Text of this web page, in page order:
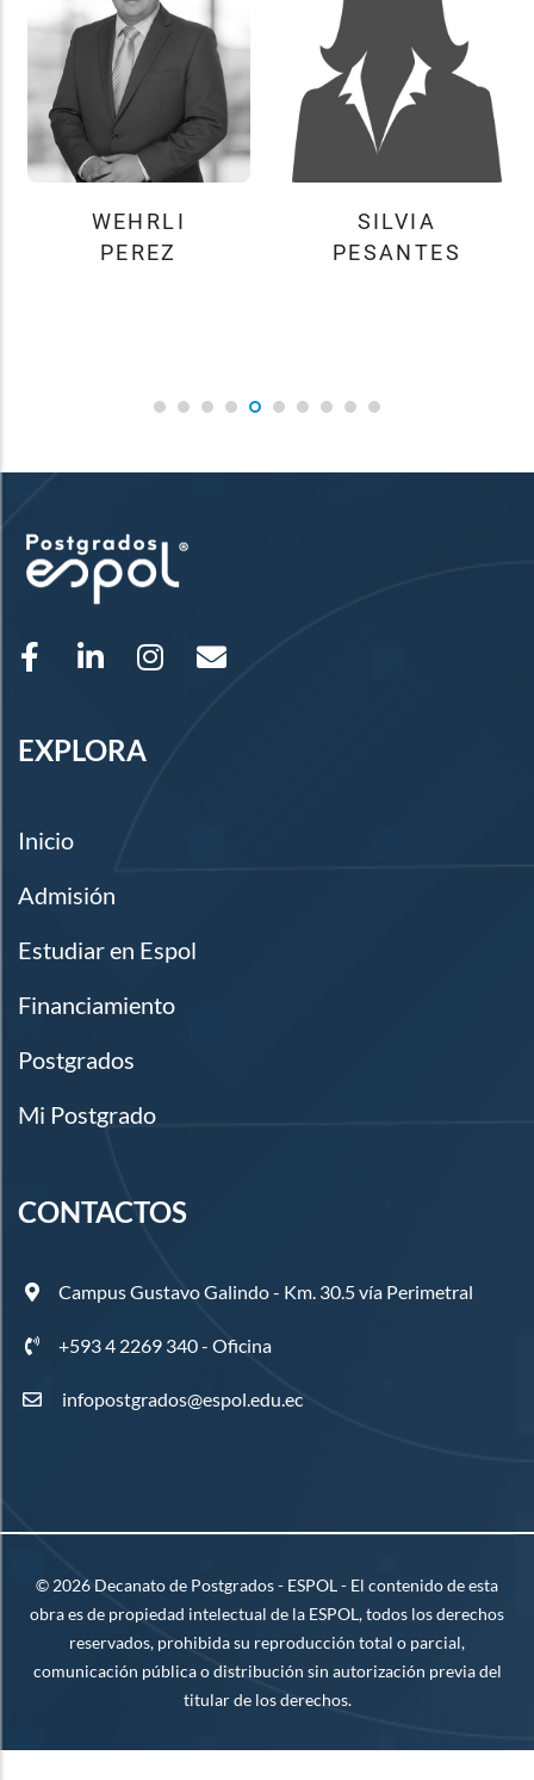
WEHRLI
PEREZ
SILVIA
PESANTES
EXPLORA
Inicio
Admisión
Estudiar en Espol
Financiamiento
Postgrados
Mi Postgrado
CONTACTOS
Campus Gustavo Galindo - Km. 30.5 vía Perimetral
+593 4 2269 340 - Oficina
infopostgrados@espol.edu.ec
© 2026 Decanato de Postgrados - ESPOL - El contenido de esta
obra es de propiedad intelectual de la ESPOL, todos los derechos
reservados, prohibida su reproducción total o parcial,
comunicación pública o distribución sin autorización previa del
titular de los derechos.